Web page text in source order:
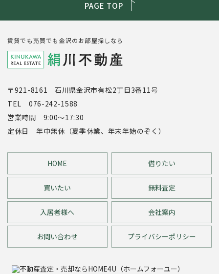
PAGE TOP
賃貸でも売買でも金沢のお部屋探しなら
〒921-8161 石川県金沢市有松2丁目3番11号
TEL 076-242-1588
営業時間 9:00～17:30
定休日 年中無休（夏季休業、年末年始のぞく）
HOME 借りたい
買いたい 無料査定
入居者様へ 会社案内
お問い合わせ プライバシーポリシー